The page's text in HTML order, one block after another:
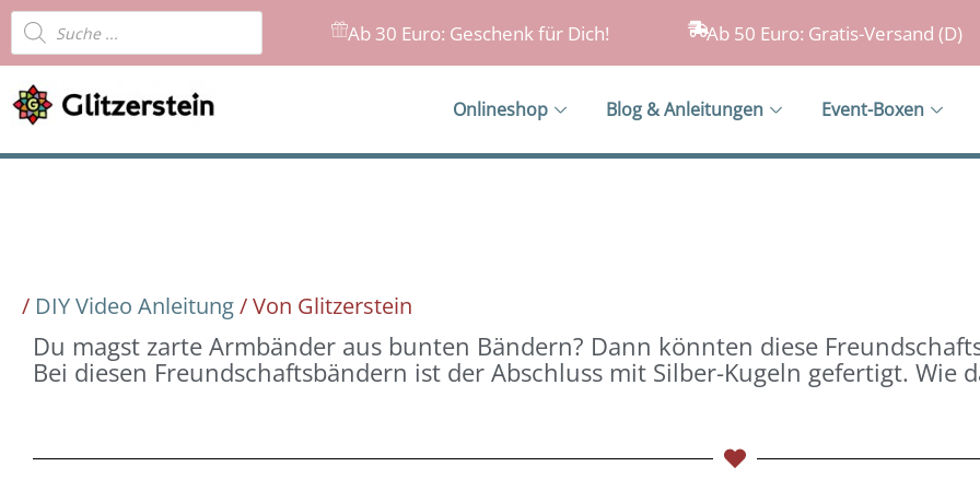
Zum
Inhalt
springen
Products
search Ab 30 Euro: Geschenk für Dich! Ab 50 Euro: Gratis-Versand (D)
Onlineshop Blog & Anleitungen Event-Boxen
/ DIY Video Anleitung/ Von Glitzerstein
Du magst zarte Armbänder aus bunten Bändern? Dann könnten diese
Bei diesen Freundschaftsbändern ist der Abschluss mit Silber-Kugeln gefertigt.